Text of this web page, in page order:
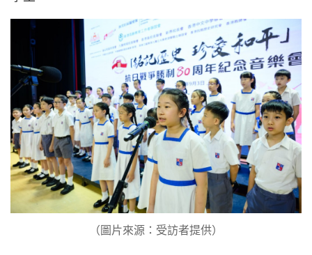
（圖片來源：受訪者提供）